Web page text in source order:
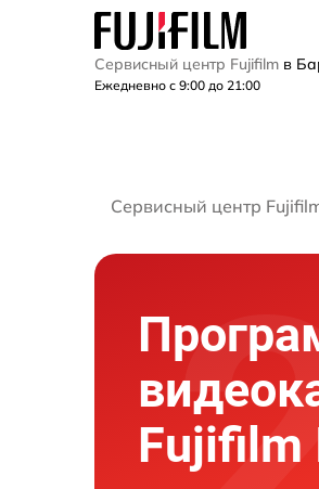
Сервисный центр Fujifilm в
Ежедневно с 9:00 до 21:00
Сервисный центр
Fujifilm